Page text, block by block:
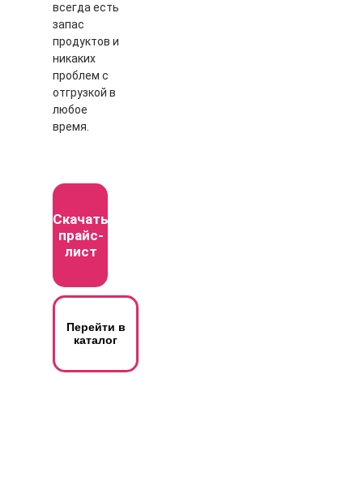
всегда есть
запас
продуктов и
никаких
проблем с
отгрузкой в
любое
время.
Скачать
прайс-
лист
Перейти в
каталог